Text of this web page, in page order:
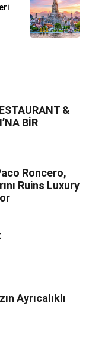
&
BİR
Roncero,
Ruins Luxury
Ayrıcalıklı